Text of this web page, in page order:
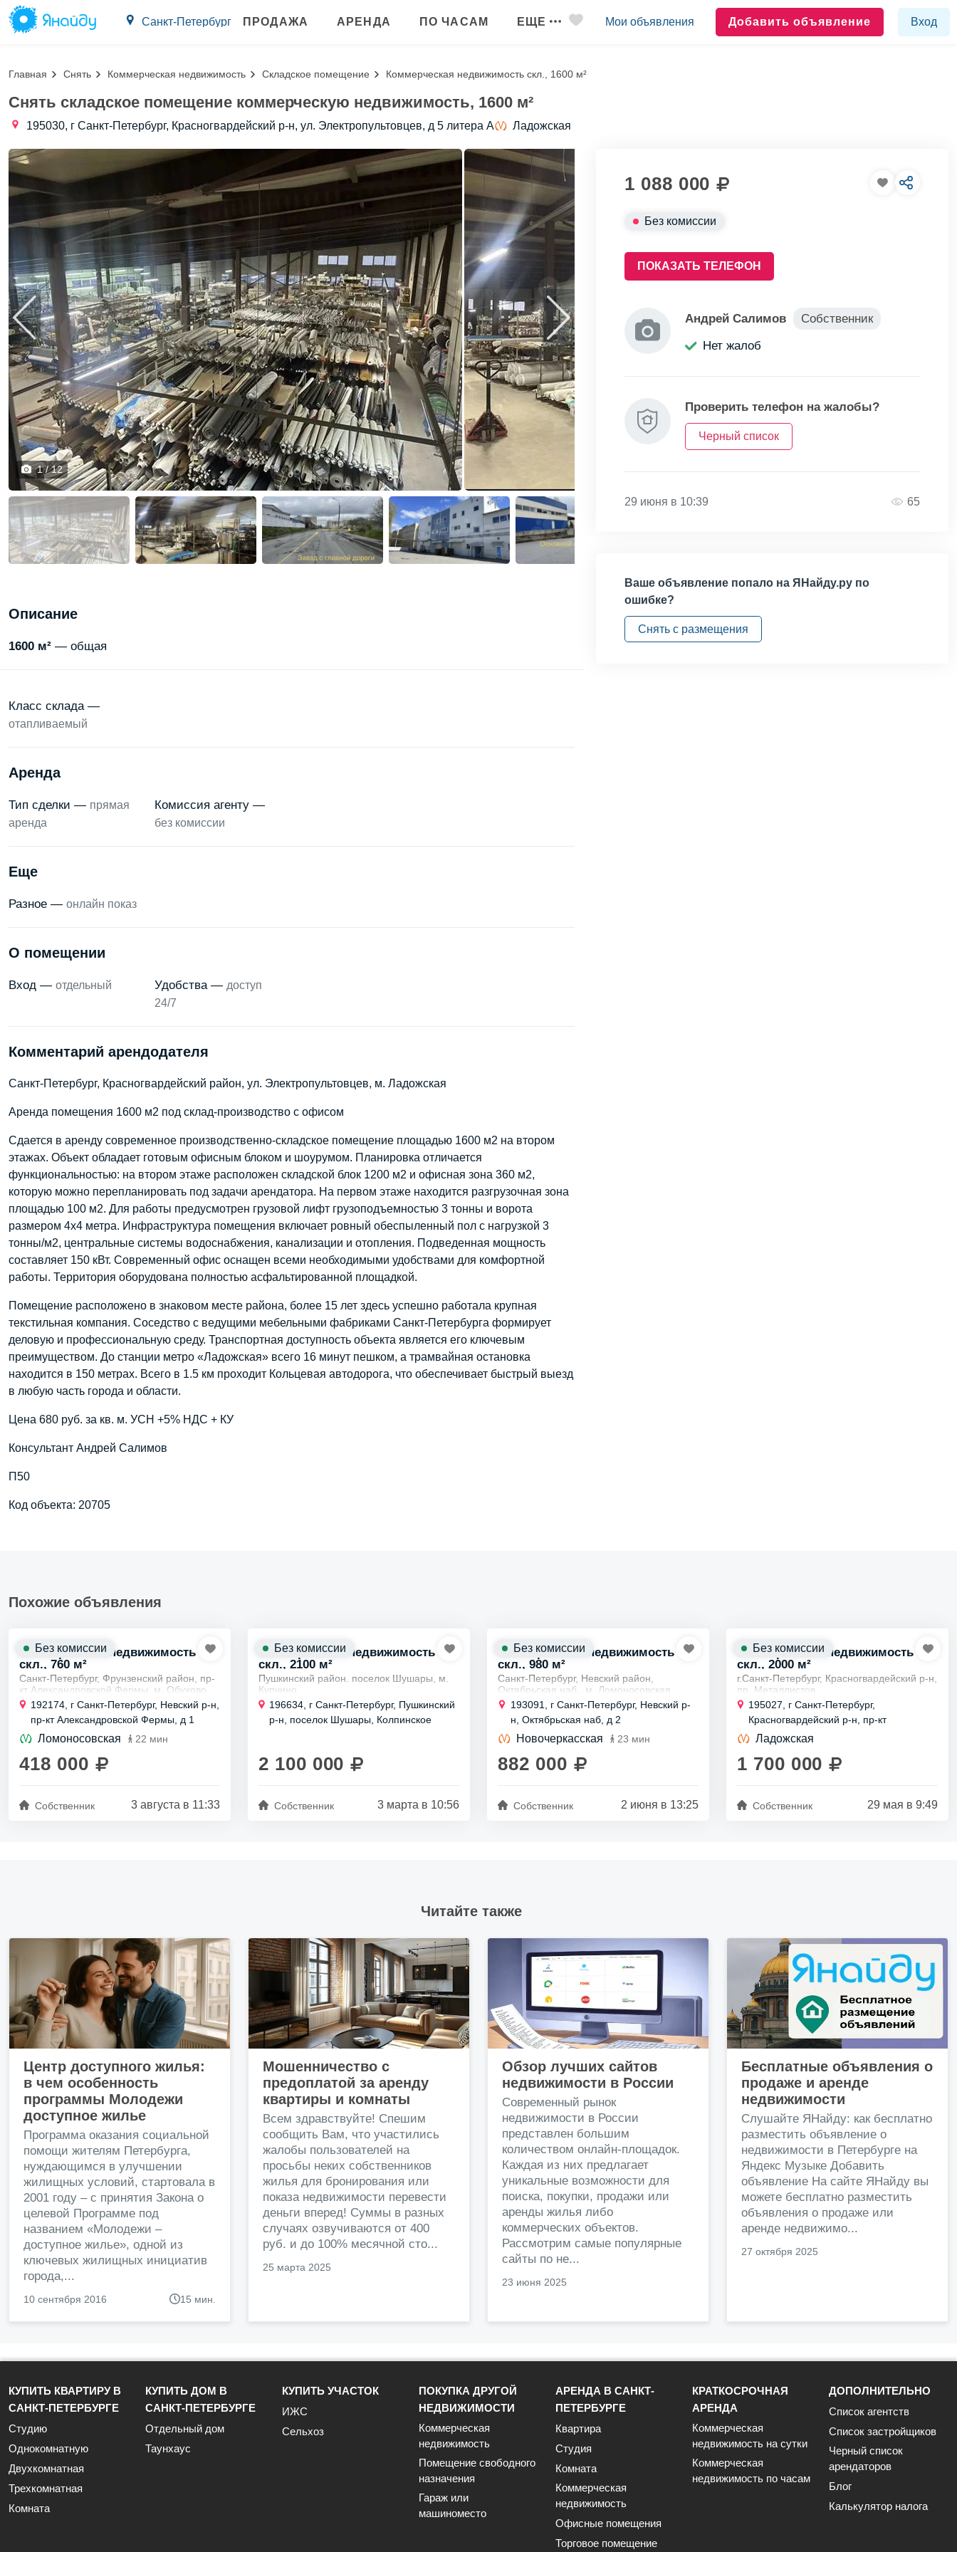
Санкт-Петербург ПРОДАЖА АРЕНДА ПО ЧАСАМ ЕЩЕ Мои объявления Добавить объявление Вход
Главная Снять Коммерческая недвижимость Складское помещение Коммерческая недвижимость скл., 1600 м²
Снять складское помещение коммерческую недвижимость, 1600 м²
195030, г Санкт-Петербург, Красногвардейский р-н, ул. Электропультовцев, д 5 литера А Ладожская
1 / 12
1 088 000
Без комиссии
ПОКАЗАТЬ ТЕЛЕФОН
Андрей Салимов
Собственник
Нет жалоб
Проверить телефон на жалобы?
Черный список
29 июня в 10:39 65
Ваше объявление попало на ЯНайду.ру по
ошибке?
Снять с размещения
Описание
1600 м² — общая
Класс склада —
отапливаемый
Аренда
Тип сделки — прямая
аренда
Комиссия агенту —
без комиссии
Еще
Разное — онлайн показ
О помещении
Вход — отдельный Удобства — доступ
24/7
Комментарий арендодателя
Санкт-Петербург, Красногвардейский район, ул. Электропультовцев, м. Ладожская
Аренда помещения 1600 м2 под склад-производство с офисом
Сдается в аренду современное производственно-складское помещение площадью 1600 м2 на втором
этажах. Объект обладает готовым офисным блоком и шоурумом. Планировка отличается
функциональностью: на втором этаже расположен складской блок 1200 м2 и офисная зона 360 м2,
которую можно перепланировать под задачи арендатора. На первом этаже находится разгрузочная зона
площадью 100 м2. Для работы предусмотрен грузовой лифт грузоподъемностью 3 тонны и ворота
размером 4х4 метра. Инфраструктура помещения включает ровный обеспыленный пол с нагрузкой 3
тонны/м2, центральные системы водоснабжения, канализации и отопления. Подведенная мощность
составляет 150 кВт. Современный офис оснащен всеми необходимыми удобствами для комфортной
работы. Территория оборудована полностью асфальтированной площадкой.
Помещение расположено в знаковом месте района, более 15 лет здесь успешно работала крупная
текстильная компания. Соседство с ведущими мебельными фабриками Санкт-Петербурга формирует
деловую и профессиональную среду. Транспортная доступность объекта является его ключевым
преимуществом. До станции метро «Ладожская» всего 16 минут пешком, а трамвайная остановка
находится в 150 метрах. Всего в 1.5 км проходит Кольцевая автодорога, что обеспечивает быстрый выезд
в любую часть города и области.
Цена 680 руб. за кв. м. УСН +5% НДС + КУ
Консультант Андрей Салимов
П50
Код объекта: 20705
Похожие объявления
Коммерческая недвижимость
скл., 760 м²
Санкт-Петербург, Фрунзенский район, пр-
кт Александровской Фермы, м. Обухово
Сдается в аренду неотапливаемый ангар
под склад или чистое производство 760
м2
Сдается в...
192174, г Санкт-Петербург, Невский р-н,
пр-кт Александровской Фермы, д 1
Ломоносовская 22 мин
418 000
Собственник 3 августа в 11:33
Без комиссии
Коммерческая недвижимость
скл., 2100 м²
Пушкинский район. поселок Шушары, м.
Купчино
Аренда отапливаемого склада с пандусом
2100 м2
Сдается в аренду отапливаемый склад,
196634, г Санкт-Петербург, Пушкинский
р-н, поселок Шушары, Колпинское
2 100 000
Собственник 3 марта в 10:56
Без комиссии
Коммерческая недвижимость
скл., 980 м²
Санкт-Петербург, Невский район,
Октябрьская наб., м. Ломоносовская
Аренда отапливаемого складского
помещения 980 м2
Сдается в aренду складскoе пoмещeниe,
общая...
193091, г Санкт-Петербург, Невский р-
н, Октябрьская наб, д 2
Новочеркасская 23 мин
882 000
Собственник 2 июня в 13:25
Без комиссии
Коммерческая недвижимость
скл., 2000 м²
г.Санкт-Петербург, Красногвардейский р-н,
пр. Металлистов.
Ближайшее метро: ст.м. Ладожская
Аренда отапливаемого помещения под
склад-производство общей площадью...
195027, г Санкт-Петербург,
Красногвардейский р-н, пр-кт
Металлистов, д 3
Ладожская
1 700 000
Собственник 29 мая в 9:49
Без комиссии
Читайте также
Центр доступного жилья:
в чем особенность
программы Молодежи
доступное жилье
Программа оказания социальной
помощи жителям Петербурга,
нуждающимся в улучшении
жилищных условий, стартовала в
2001 году – с принятия Закона о
целевой Программе под
названием «Молодежи –
доступное жилье», одной из
ключевых жилищных инициатив
города,...
10 сентября 2016 15 мин.
Мошенничество с
предоплатой за аренду
квартиры и комнаты
Всем здравствуйте! Спешим
сообщить Вам, что участились
жалобы пользователей на
просьбы неких собственников
жилья для бронирования или
показа недвижимости перевести
деньги вперед! Суммы в разных
случаях озвучиваются от 400
руб. и до 100% месячной сто...
25 марта 2025
Обзор лучших сайтов
недвижимости в России
Современный рынок
недвижимости в России
представлен большим
количеством онлайн-площадок.
Каждая из них предлагает
уникальные возможности для
поиска, покупки, продажи или
аренды жилья либо
коммерческих объектов.
Рассмотрим самые популярные
сайты по не...
23 июня 2025
Бесплатные объявления о
продаже и аренде
недвижимости
Слушайте ЯНайду: как бесплатно
разместить объявление о
недвижимости в Петербурге на
Яндекс Музыке Добавить
объявление На сайте ЯНайду вы
можете бесплатно разместить
объявления о продаже или
аренде недвижимо...
27 октября 2025
КУПИТЬ КВАРТИРУ В
САНКТ-ПЕТЕРБУРГЕ
Студию
Однокомнатную
Двухкомнатная
Трехкомнатная
Комната
КУПИТЬ ДОМ В
САНКТ-ПЕТЕРБУРГЕ
Отдельный дом
Таунхаус
КУПИТЬ УЧАСТОК
ИЖС
Сельхоз
ПОКУПКА ДРУГОЙ
НЕДВИЖИМОСТИ
Коммерческая
недвижимость
Помещение свободного
назначения
Гараж или
машиноместо
АРЕНДА В САНКТ-
ПЕТЕРБУРГЕ
Квартира
Студия
Комната
Коммерческая
недвижимость
Офисные помещения
Торговое помещение
КРАТКОСРОЧНАЯ
АРЕНДА
Коммерческая
недвижимость на сутки
Коммерческая
недвижимость по часам
ДОПОЛНИТЕЛЬНО
Список агентств
Список застройщиков
Черный список
арендаторов
Блог
Калькулятор налога